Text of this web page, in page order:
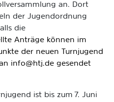
an. Dort
der Jugendordnung
die
Anträge können im
der neuen Turnjugend
info@htj.de gesendet
ist bis zum 7. Juni